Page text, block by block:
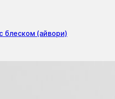
блеском (айвори)